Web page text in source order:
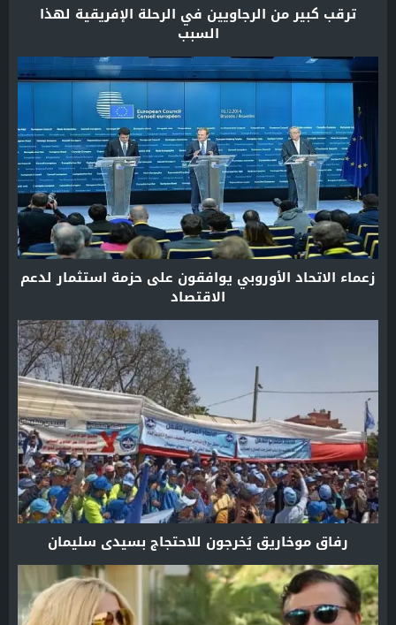
ترقب كبير من الرجاويين في الرحلة الإفريقية لهذا
السبب
زعماء الاتحاد الأوروبي يوافقون على حزمة استثمار لدعم
الاقتصاد
رفاق موخاريق يُخرجون للاحتجاج بسيدي سليمان